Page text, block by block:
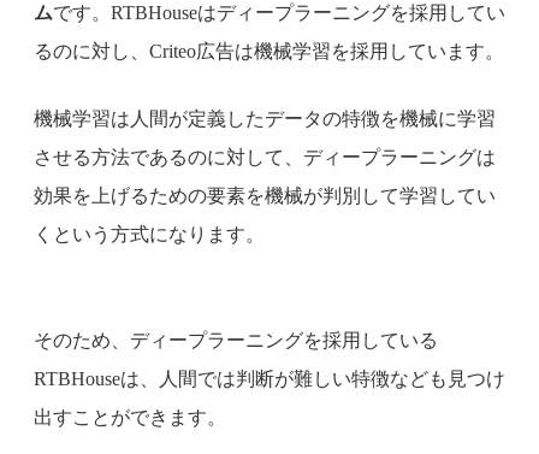
ムです。RTBHouseはディープラーニングを採用してい
るのに対し、Criteo広告は機械学習を採用しています。
機械学習は人間が定義したデータの特徴を機械に学習
させる方法であるのに対して、ディープラーニングは
効果を上げるための要素を機械が判別して学習してい
くという方式になります。
そのため、ディープラーニングを採用している
RTBHouseは、人間では判断が難しい特徴なども見つけ
出すことができます。